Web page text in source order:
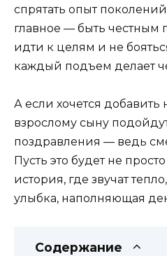
спрятать опыт
главное — быть честным
идти к целям и не
каждый подъем делает
А если хочется добавить
взрослому сыну
поздравления — ведь
Пусть это будет не
история, где звучат
улыбка, наполняющая
Содержание